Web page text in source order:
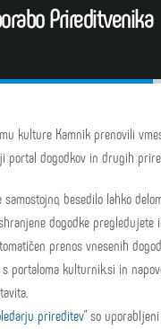
Prireditvenika
kulture Kamnik prenovili
portal dogodkov in drugih
samostojno, besedilo lahko
dogodke pregledujete
prenos vnesenih
portaloma kulturnik.si in
prireditev" so